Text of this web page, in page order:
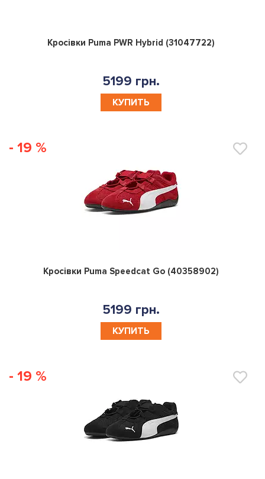
0
Кросівки Puma PWR Hybrid (31047722)
5199 грн.
КУПИТЬ
- 19 %
0
Кросівки Puma Speedcat Go (40358902)
5199 грн.
КУПИТЬ
- 19 %